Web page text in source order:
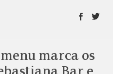
marca os